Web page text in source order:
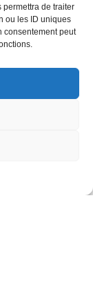
de traiter
ou les ID uniques
consentement peut